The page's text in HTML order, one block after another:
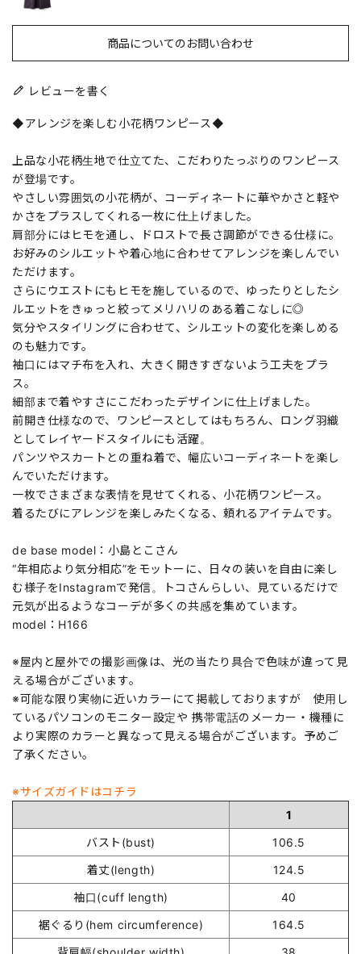
商品についてのお問い合わせ
レビューを書く
◆アレンジを楽しむ小花柄ワンピース◆
上品な小花柄生地で仕立てた、こだわりたっぷりのワンピース
が登場です。
やさしい雰囲気の小花柄が、コーディネートに華やかさと軽や
かさをプラスしてくれる一枚に仕上げました。
肩部分にはヒモを通し、ドロストで長さ調節ができる仕様に。
お好みのシルエットや着心地に合わせてアレンジを楽しんでい
ただけます。
さらにウエストにもヒモを施しているので、ゆったりとしたシ
ルエットをきゅっと絞ってメリハリのある着こなしに◎
気分やスタイリングに合わせて、シルエットの変化を楽しめる
のも魅力です。
袖口にはマチ布を入れ、大きく開きすぎないよう工夫をプラ
ス。
細部まで着やすさにこだわったデザインに仕上げました。
前開き仕様なので、ワンピースとしてはもちろん、ロング羽織
としてレイヤードスタイルにも活躍。
パンツやスカートとの重ね着で、幅広いコーディネートを楽し
んでいただけます。
一枚でさまざまな表情を見せてくれる、小花柄ワンピース。
着るたびにアレンジを楽しみたくなる、頼れるアイテムです。
de base model：小島とこさん
“年相応より気分相応”をモットーに、日々の装いを自由に楽し
む様子をInstagramで発信。トコさんらしい、見ているだけで
元気が出るようなコーデが多くの共感を集めています。
model：H166
※屋内と屋外での撮影画像は、光の当たり具合で色味が違って見
える場合がございます。
※可能な限り実物に近いカラーにて掲載しておりますが 使用し
ているパソコンのモニター設定や 携帯電話のメーカー・機種に
より実際のカラーと異なって見える場合がございます。予めご
了承ください。
※サイズガイドはコチラ
1
バスト(bust)
106.5
着丈(length)
124.5
袖口(cuff length)
40
裾ぐるり(hem circumference)
164.5